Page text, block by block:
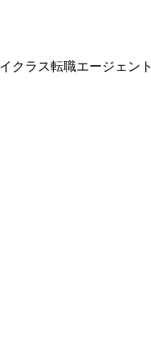
クラス転職エージェント